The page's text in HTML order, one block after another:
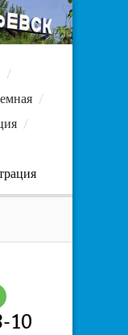
10